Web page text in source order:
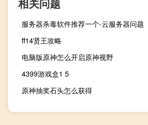
相关问题
服务器杀毒软件推荐一个-云服务器问题
ff14贤王攻略
电脑版原神怎么开启原神视野
4399游戏盒1 5
原神抽奖石头怎么获得